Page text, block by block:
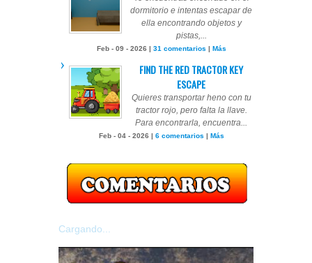
dormitorio e intentas escapar de
ella encontrando objetos y
pistas,...
Feb - 09 - 2026 | 31 comentarios | Más
FIND THE RED TRACTOR KEY
ESCAPE
Quieres transportar heno con tu
tractor rojo, pero falta la llave.
Para encontrarla, encuentra...
Feb - 04 - 2026 | 6 comentarios | Más
Cargando...